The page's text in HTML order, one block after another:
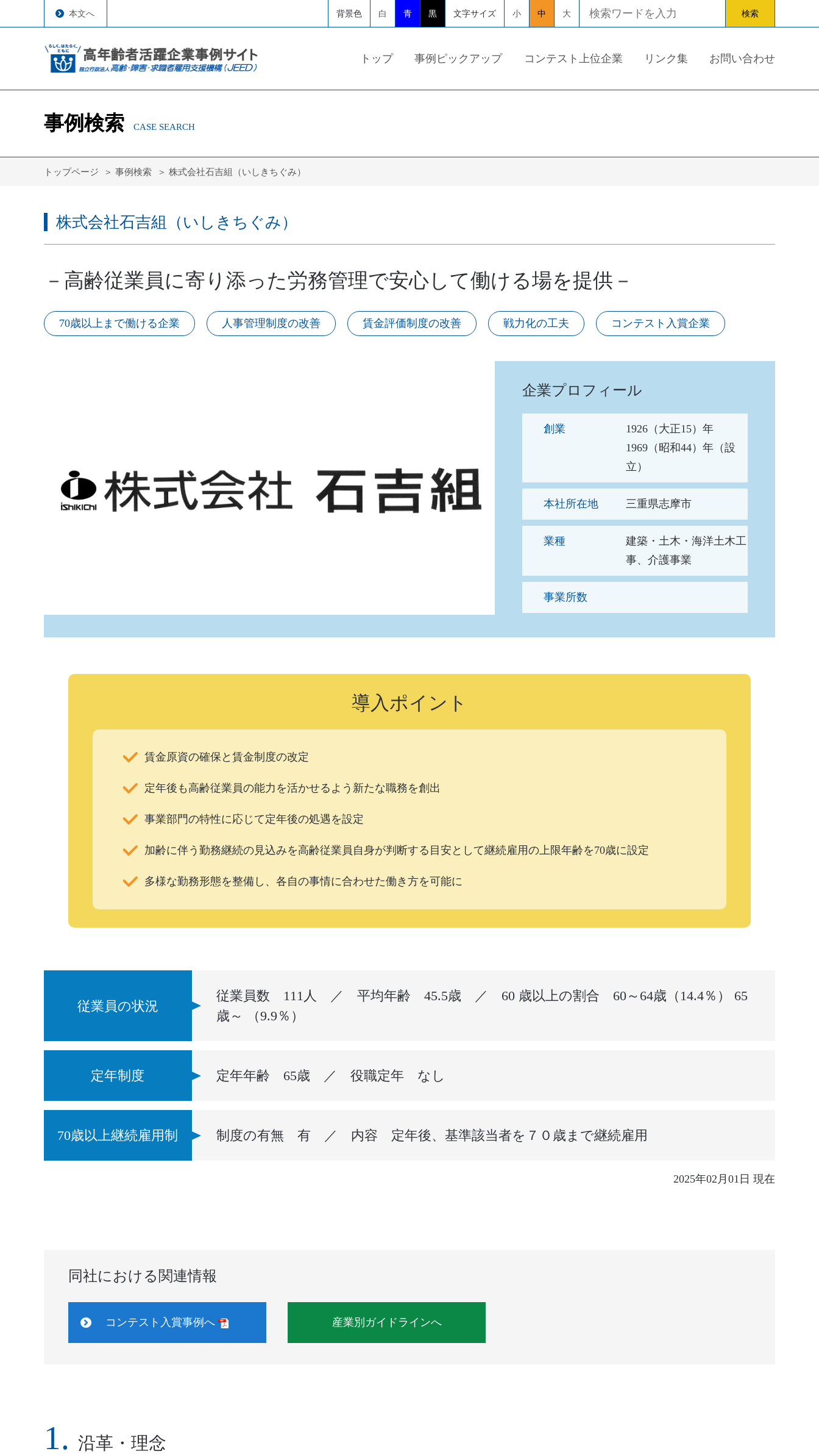
本文へ 背景色 白 青 黒 文字サイズ 小 中 大
トップ 事例ピックアップ コンテスト上位企業 リンク集 お問い合わせ
事例検索 CASE SEARCH
トップページ 事例検索 株式会社石吉組（いしきちぐみ）
株式会社石吉組（いしきちぐみ）
－高齢従業員に寄り添った労務管理で安心して働ける場を提供－
70歳以上まで働ける企業 人事管理制度の改善 賃金評価制度の改善 戦力化の工夫 コンテスト入賞企業
企業プロフィール
創業
1926（大正15）年
1969（昭和44）年（設
立）
本社所在地 三重県志摩市
業種
建築・土木・海洋土木工
事、介護事業
事業所数
導入ポイント
賃金原資の確保と賃金制度の改定
定年後も高齢従業員の能力を活かせるよう新たな職務を創出
事業部門の特性に応じて定年後の処遇を設定
加齢に伴う勤務継続の見込みを高齢従業員自身が判断する目安として継続雇用の上限年齢を70歳に設定
多様な勤務形態を整備し、各自の事情に合わせた働き方を可能に
従業員の状況
従業員数 111人 ／ 平均年齢 45.5歳 ／ 60 歳以上の割合 60～64歳（14.4％） 65
歳～ （9.9％）
定年制度 定年年齢 65歳 ／ 役職定年 なし
70歳以上継続雇用制 制度の有無 有 ／ 内容 定年後、基準該当者を７０歳まで継続雇用
2025年02月01日 現在
同社における関連情報
コンテスト入賞事例へ 産業別ガイドラインへ
沿革・理念